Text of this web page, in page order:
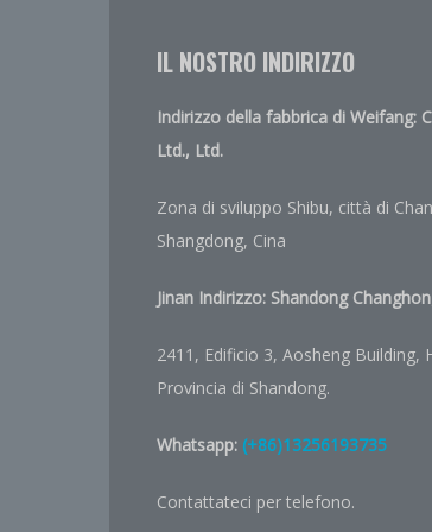
IL NOSTRO INDIRIZZO
Indirizzo della fabbrica di Weifang:
Ltd., Ltd.
Zona di sviluppo Shibu, città di
Shangdong, Cina
Jinan Indirizzo: Shandong
2411, Edificio 3, Aosheng Building,
Provincia di Shandong.
Whatsapp: (+86)13256193735
Contattateci per telefono.